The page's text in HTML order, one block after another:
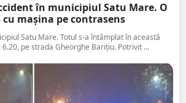
în municipiul Satu Mare. O
mașina pe contrasens
Satu Mare. Totul s-a întâmplat în această
pe strada Gheorghe Barițiu. Potrivit ...